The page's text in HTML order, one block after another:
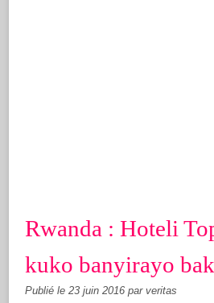
Rwanda : Hoteli
kuko banyirayo
Publié le 23 juin 2016 par veritas